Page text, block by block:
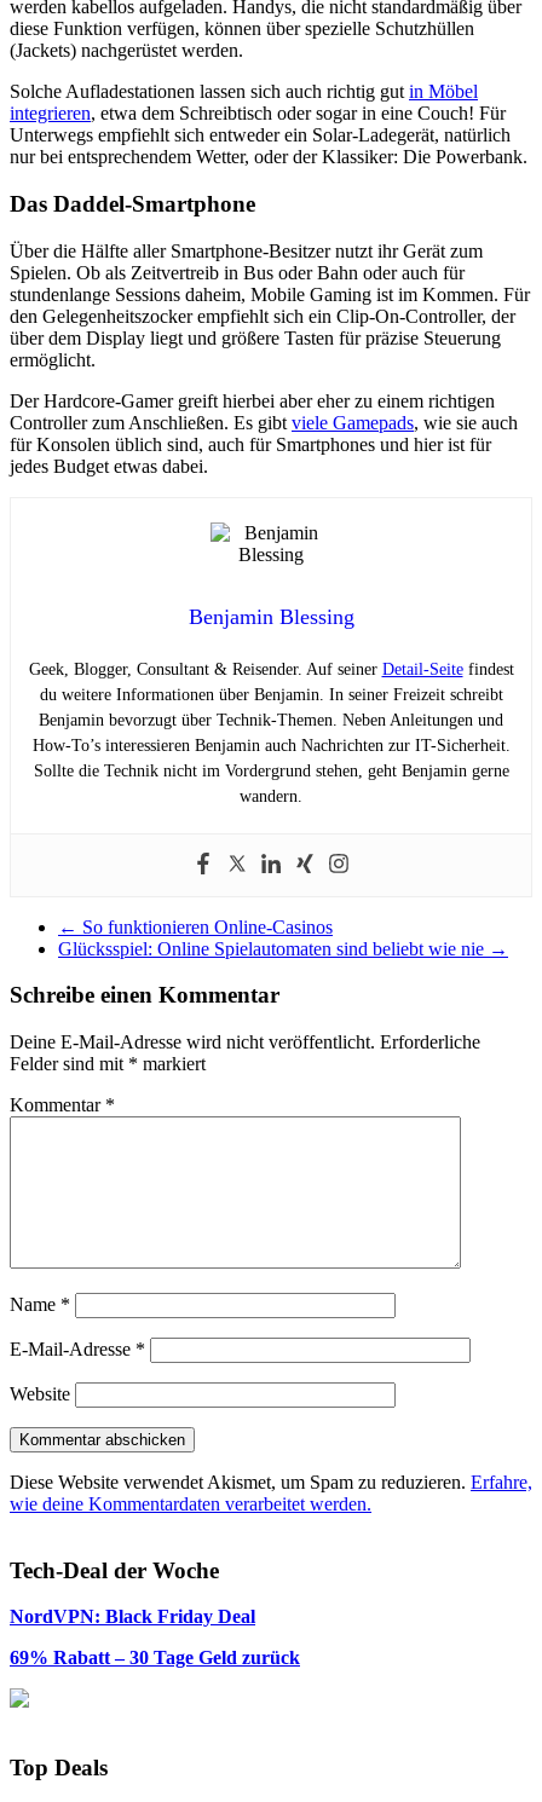
werden kabellos aufgeladen. Handys, die nicht standardmäßig über
diese Funktion verfügen, können über spezielle Schutzhüllen
(Jackets) nachgerüstet werden.
Solche Aufladestationen lassen sich auch richtig gut in Möbel
integrieren, etwa dem Schreibtisch oder sogar in eine Couch! Für
Unterwegs empfiehlt sich entweder ein Solar-Ladegerät, natürlich
nur bei entsprechendem Wetter, oder der Klassiker: Die Powerbank.
Das Daddel-Smartphone
Über die Hälfte aller Smartphone-Besitzer nutzt ihr Gerät zum
Spielen. Ob als Zeitvertreib in Bus oder Bahn oder auch für
stundenlange Sessions daheim, Mobile Gaming ist im Kommen. Für
den Gelegenheitszocker empfiehlt sich ein Clip-On-Controller, der
über dem Display liegt und größere Tasten für präzise Steuerung
ermöglicht.
Der Hardcore-Gamer greift hierbei aber eher zu einem richtigen
Controller zum Anschließen. Es gibt viele Gamepads, wie sie auch
für Konsolen üblich sind, auch für Smartphones und hier ist für
jedes Budget etwas dabei.
Benjamin Blessing
Geek, Blogger, Consultant & Reisender. Auf seiner Detail-Seitefindest
du weitere Informationen über Benjamin. In seiner Freizeit schreibt
Benjamin bevorzugt über Technik-Themen. Neben Anleitungen und
How-To’s interessieren Benjamin auch Nachrichten zur IT-Sicherheit.
Sollte die Technik nicht im Vordergrund stehen, geht Benjamin gerne
wandern.
← So funktionieren Online-Casinos
Glücksspiel: Online Spielautomaten sind beliebt wie nie →
Schreibe einen Kommentar
Deine E-Mail-Adresse wird nicht veröffentlicht. Erforderliche
Felder sind mit * markiert
Kommentar *
Name *
E-Mail-Adresse *
Website
Diese Website verwendet Akismet, um Spam zu reduzieren. Erfahre,
wie deine Kommentardaten verarbeitet werden.
Tech-Deal der Woche
NordVPN: Black Friday Deal
69% Rabatt – 30 Tage Geld zurück
Top Deals